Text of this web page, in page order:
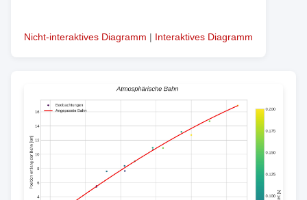
Nicht-interaktives Diagramm | Interaktives Diagramm